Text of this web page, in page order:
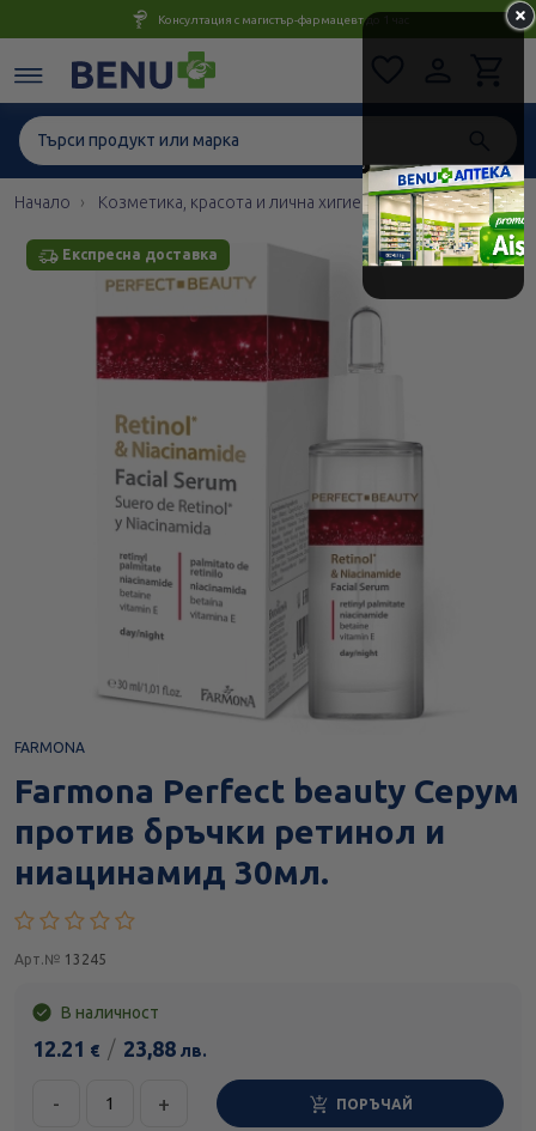
Консултация с магистър-фармацевт до 1 час
Начало Козметика, красота и лична хигиена Грижа за лице
Експресна доставка
FARMONA
Farmona Perfect beauty Серум
против бръчки ретинол и
ниацинамид 30мл.
Арт.№ 13245
В наличност
12.21 € / 23,88 лв.
- + ПОРЪЧАЙ